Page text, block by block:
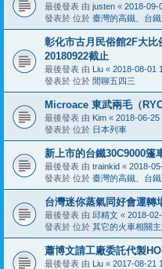
最後發表 由 justen « 2018-09-
發表於 位於 臺灣的高鐵、台鐵
彰化市古月民俗館2F大比
20180922截止
最後發表 由 Liu « 2018-08-01
發表於 位於 閒聊五四三
Microace 東武兩毛（
最後發表 由 Kim « 2018-06-25
發表於 位於 日本列車
新上市的台鐵30C9000篷
最後發表 由 trainkid « 2018-
發表於 位於 臺灣的高鐵、台鐵
台灣迷你蒸氣同好會運轉
最後發表 由 邱精文 « 2018-
發表於 位於 其它的火車相關主
蕭博文請工廠委託代製
最後發表 由 Liu « 2017-08-21